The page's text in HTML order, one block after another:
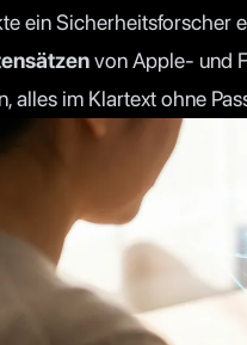
ein Sicherheitsforscher
von Apple- und
alles im Klartext ohne